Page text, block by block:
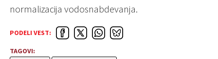
normalizacija vodosnabdevanja.
PODELI VEST:
TAGOVI: